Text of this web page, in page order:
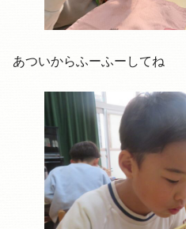
あついからふーふーしてね